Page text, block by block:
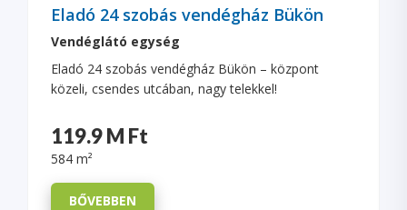
Eladó 24 szobás vendégház Bükön
Vendéglátó egység
Eladó 24 szobás vendégház Bükön – központ
közeli, csendes utcában, nagy telekkel!
119.9 M Ft
584 m²
BŐVEBBEN